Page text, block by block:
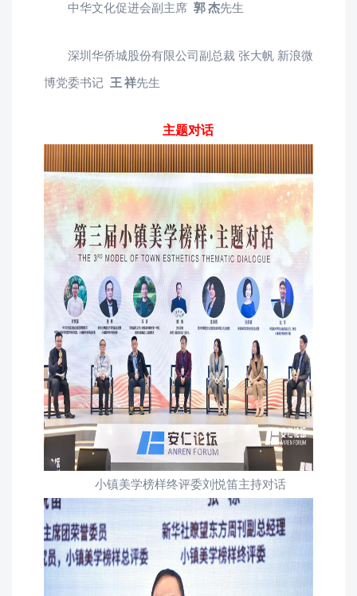
中华文化促进会副主席 郭 杰先生
深圳华侨城股份有限公司副总裁 张大帆 新浪微
博党委书记 王 祥先生
主题对话
小镇美学榜样终评委刘悦笛主持对话